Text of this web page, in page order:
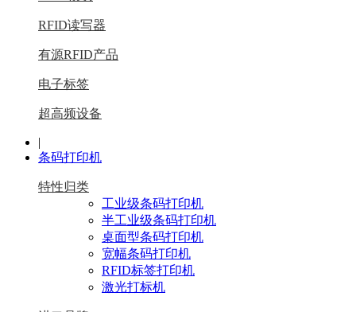
RFID读写器
有源RFID产品
电子标签
超高频设备
|
条码打印机
特性归类
工业级条码打印机
半工业级条码打印机
桌面型条码打印机
宽幅条码打印机
RFID标签打印机
激光打标机